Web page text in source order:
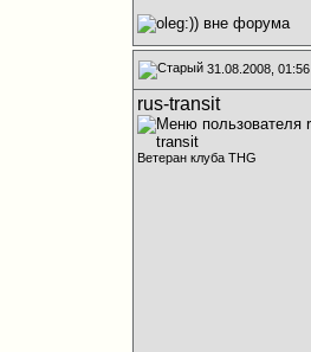
31.08.2008, 01:56
rus-transit
Ветеран клуба THG